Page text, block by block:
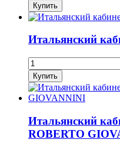
Итальянский
Итальянский
ROBERTO